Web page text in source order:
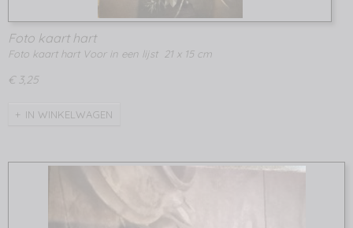
Foto kaart hart
Foto kaart hart Voor in een lijst 21 x 15 cm
€ 3,25
IN WINKELWAGEN